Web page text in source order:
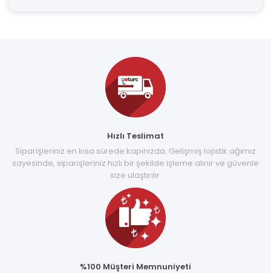
Hızlı Teslimat
Siparişleriniz en kısa sürede kapınızda. Gelişmiş lojistik ağımız
sayesinde, siparişleriniz hızlı bir şekilde işleme alınır ve güvenle
size ulaştırılır.
%100 Müşteri Memnuniyeti